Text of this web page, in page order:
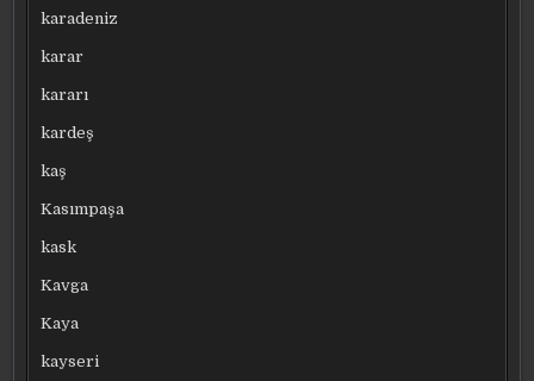
karadeniz
karar
kararı
kardeş
kaş
Kasımpaşa
kask
Kavga
Kaya
kayseri